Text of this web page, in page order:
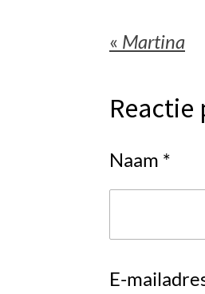
« Martina
Reactie
Naam *
E-